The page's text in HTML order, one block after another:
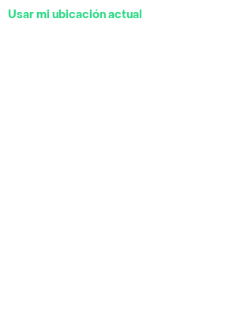
Usar mi ubicación actual